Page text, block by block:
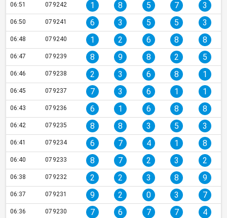
06:51 079242 1 8 5 7 3
06:50 079241 6 3 5 5 3
06:48 079240 1 2 6 8 8
06:47 079239 8 9 8 2 5
06:46 079238 2 3 6 8 1
06:45 079237 7 3 6 1 1
06:43 079236 6 1 6 8 8
06:42 079235 8 8 3 5 3
06:41 079234 6 7 4 1 8
06:40 079233 8 7 2 3 2
06:38 079232 2 2 3 8 9
06:37 079231 9 2 0 3 7
06:36 079230 7 6 7 7 4